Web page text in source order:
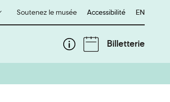
Soutenez le musée Accessibilité English
EN
Billetterie